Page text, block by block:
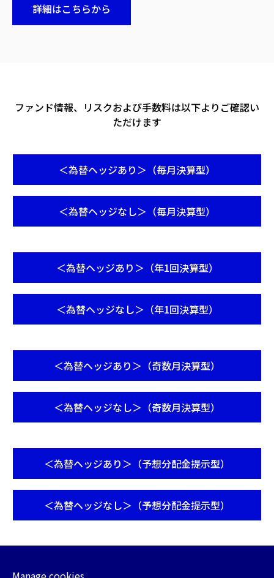
詳細はこちらから
ファンド情報、リスクおよび手数料は以下よりご確認い
ただけます
＜為替ヘッジあり＞（毎月決算型）
Opens
in
a
new
tab
＜為替ヘッジなし＞（毎月決算型）
Opens
in
new
tab
＜為替ヘッジあり＞（年1回決算型）
Opens
in
a
new
tab
＜為替ヘッジなし＞（年1回決算型）
Opens
in
new
tab
＜為替ヘッジあり＞（奇数月決算型）
Opens
in
a
new
tab
＜為替ヘッジなし＞（奇数月決算型）
Opens
in
new
tab
＜為替ヘッジあり＞（予想分配金提示型）
Opens
in
a
new
tab
＜為替ヘッジなし＞（予想分配金提示型）
Opens
in
new